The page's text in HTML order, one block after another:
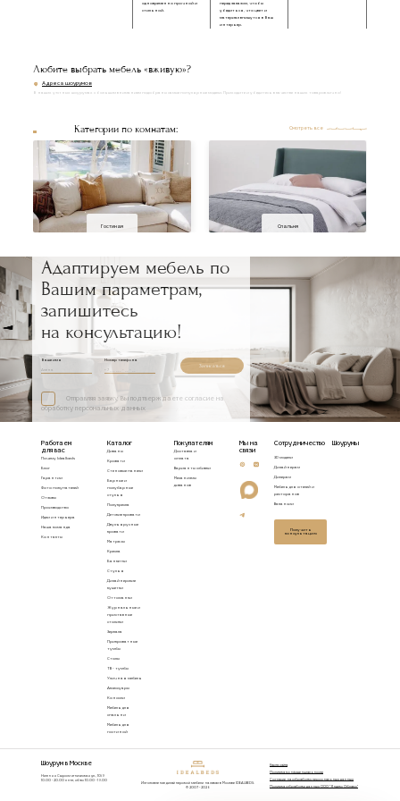
одновременно прочной и
стильной.
перед заказом, чтобы
убедиться, что цвет и
материал впишутся в Ваш
интерьер.
Любите выбрать мебель «вживую»?
Адреса шоурумов
В наших уютных шоурумах с большим вниманием подобраны самые популярные модели. Приходите и убедитесь в качестве наших товаров лично!
Категории по комнатам: Смотреть все
Гостиная Спальня
Адаптируем мебель по
Вашим параметрам,
запишитесь
на консультацию!
Ваше имя Номер телефона
Записаться
Отправляя заявку, Вы подтверждаете согласие на
обработку персональных данных
Работаем
для вас
Почему Idealbeds
Блог
Гарантии
Фото покупателей
Отзывы
Производство
Идеи интерьера
Наша команда
Контакты
Каталог
Диваны
Кровати
Стеновые панели
Барные и
полубарные
стулья
Полукресла
Детские кровати
Двухъярусные
кровати
Матрасы
Кресла
Банкетки
Стулья
Дизайнерские
кушетки
Оттоманки
Журнальные и
приставные
столики
Зеркала
Прикроватные
тумбы
Столы
ТВ - тумбы
Уличная мебель
Аксессуары
Консоли
Мебель для
спальни
Мебель для
гостиной
Покупателям
Доставка и
оплата
Варианты обивки
Механизмы
диванов
Мы на
связи
Сотрудничество
3D модели
Дизайнерам
Дилерам
Мебель для отелей и
ресторанов
Вакансии
Получить
консультацию
Шоурумы
Шоурум в Москве
Нижняя Сыромятническая ул., 10/9
10.00 - 20.00 пн-пт, сб-вс 10.00 - 19.00
Изготовление дизайнерской мебели на заказ в Москве IDEALBEDS.
© 2007 - 2026
Карта сайта
Политика конфиденциальности
Согласие на обработку персональных данных
Политика обработки данных ООО "Яндекс Облако"